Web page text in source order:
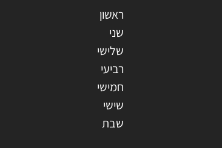
ראשון
שני
שלישי
רביעי
חמישי
שישי
שבת